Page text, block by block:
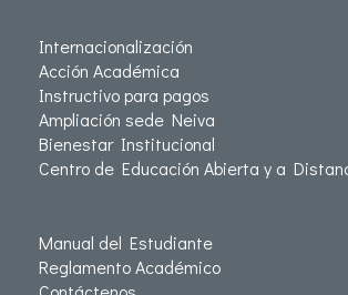
Internacionalización
Acción Académica
Instructivo para pagos
Ampliación sede Neiva
Bienestar Institucional
Centro de Educación Abierta y a
Manual del Estudiante
Reglamento Académico